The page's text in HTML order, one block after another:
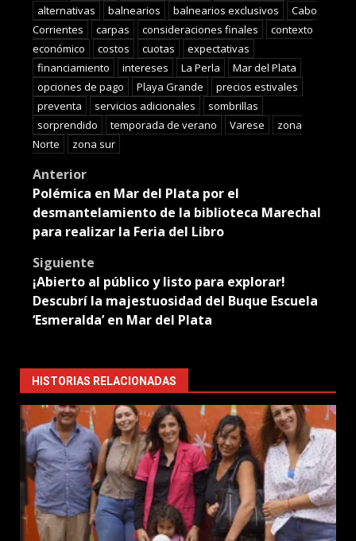
alternativas
balnearios balnearios exclusivos
Cabo
Corrientes
carpas consideraciones finales
contexto
económico
costos cuotas
expectativas
financiamiento
intereses La Perla
Mar del Plata
opciones de pago
Playa Grande
precios estivales
preventa
servicios adicionales
sombrillas
sorprendido
temporada de verano Varese
zona
Norte
zona sur
Post
navigation
Anterior
Polémica en Mar del Plata por el
desmantelamiento de la biblioteca Marechal
para realizar la Feria del Libro
Siguiente
¡Abierto al público y listo para explorar!
Descubrí la majestuosidad del Buque Escuela
‘Esmeralda’ en Mar del Plata
HISTORIAS RELACIONADAS